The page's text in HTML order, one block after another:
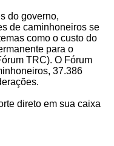
do governo,
de caminhoneiros se
como o custo do
para o
TRC). O Fórum
37.386
direto em sua caixa